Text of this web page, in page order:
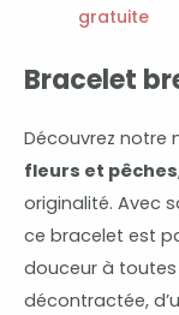
gratuite
Bracelet
Découvrez notre
fleurs et pêches
originalité. Avec
ce bracelet est
douceur à toutes
décontractée,